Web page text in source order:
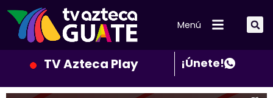
Menú
TV Azteca Play ¡Únete!